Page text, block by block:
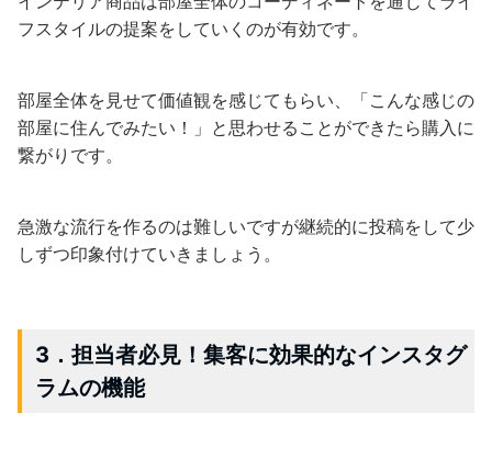
フスタイルの提案をしていくのが有効です。
部屋全体を見せて価値観を感じてもらい、「こんな感じの
部屋に住んでみたい！」と思わせることができたら購入に
繋がりです。
急激な流行を作るのは難しいですが継続的に投稿をして少
しずつ印象付けていきましょう。
3．担当者必見！集客に効果的なインスタグ
ラムの機能